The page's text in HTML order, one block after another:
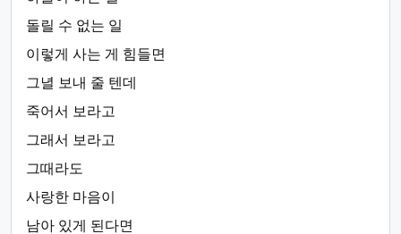
돌릴 수 없는 일
이렇게 사는 게 힘들면
그녈 보내 줄 텐데
죽어서 보라고
그래서 보라고
그때라도
사랑한 마음이
남아 있게 된다면